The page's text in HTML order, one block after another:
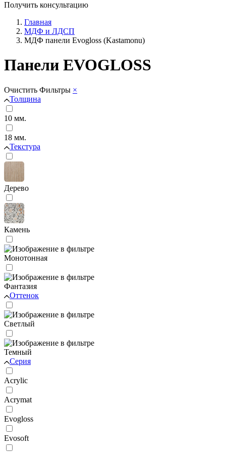
Получить консультацию
Главная
МДФ и ЛДСП
МДФ панели Evogloss (Kastamonu)
Панели EVOGLOSS
Очистить Фильтры ×
Толщина
10 мм.
18 мм.
Текстура
Дерево
Камень
Монотонная
Фантазия
Оттенок
Светлый
Темный
Серия
Acrylic
Acrymat
Evogloss
Evosoft